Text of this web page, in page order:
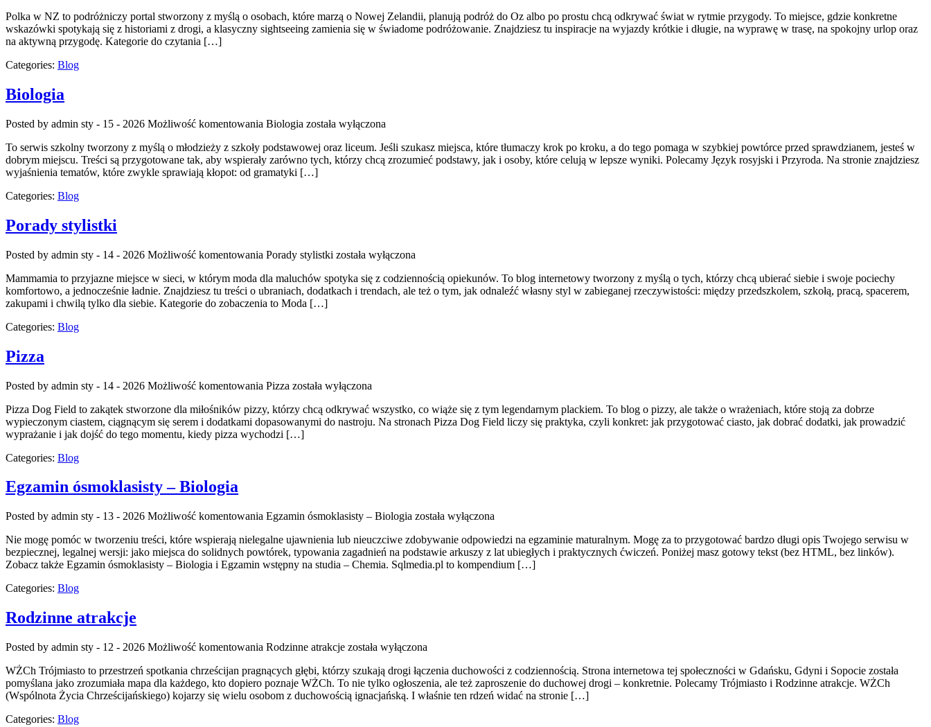
Polka w NZ to podróżniczy portal stworzony z myślą o osobach, które marzą o Nowej Zelandii, planują podróż do Oz albo po prostu chcą odkrywać świat w rytmie przygody. To miejsce, gdzie konkretne
wskazówki spotykają się z historiami z drogi, a klasyczny sightseeing zamienia się w świadome podróżowanie. Znajdziesz tu inspiracje na wyjazdy krótkie i długie, na wyprawę w trasę, na spokojny urlop oraz
na aktywną przygodę. Kategorie do czytania […]
Categories: Blog
Biologia
Posted by admin sty - 15 - 2026 Możliwość komentowania Biologia została wyłączona
To serwis szkolny tworzony z myślą o młodzieży z szkoły podstawowej oraz liceum. Jeśli szukasz miejsca, które tłumaczy krok po kroku, a do tego pomaga w szybkiej powtórce przed sprawdzianem, jesteś w
dobrym miejscu. Treści są przygotowane tak, aby wspierały zarówno tych, którzy chcą zrozumieć podstawy, jak i osoby, które celują w lepsze wyniki. Polecamy Język rosyjski i Przyroda. Na stronie znajdziesz
wyjaśnienia tematów, które zwykle sprawiają kłopot: od gramatyki […]
Categories: Blog
Porady stylistki
Posted by admin sty - 14 - 2026 Możliwość komentowania Porady stylistki została wyłączona
Mammamia to przyjazne miejsce w sieci, w którym moda dla maluchów spotyka się z codziennością opiekunów. To blog internetowy tworzony z myślą o tych, którzy chcą ubierać siebie i swoje pociechy
komfortowo, a jednocześnie ładnie. Znajdziesz tu treści o ubraniach, dodatkach i trendach, ale też o tym, jak odnaleźć własny styl w zabieganej rzeczywistości: między przedszkolem, szkołą, pracą, spacerem,
zakupami i chwilą tylko dla siebie. Kategorie do zobaczenia to Moda […]
Categories: Blog
Pizza
Posted by admin sty - 14 - 2026 Możliwość komentowania Pizza została wyłączona
Pizza Dog Field to zakątek stworzone dla miłośników pizzy, którzy chcą odkrywać wszystko, co wiąże się z tym legendarnym plackiem. To blog o pizzy, ale także o wrażeniach, które stoją za dobrze
wypieczonym ciastem, ciągnącym się serem i dodatkami dopasowanymi do nastroju. Na stronach Pizza Dog Field liczy się praktyka, czyli konkret: jak przygotować ciasto, jak dobrać dodatki, jak prowadzić
wyprażanie i jak dojść do tego momentu, kiedy pizza wychodzi […]
Categories: Blog
Egzamin ósmoklasisty – Biologia
Posted by admin sty - 13 - 2026 Możliwość komentowania Egzamin ósmoklasisty – Biologia została wyłączona
Nie mogę pomóc w tworzeniu treści, które wspierają nielegalne ujawnienia lub nieuczciwe zdobywanie odpowiedzi na egzaminie maturalnym. Mogę za to przygotować bardzo długi opis Twojego serwisu w
bezpiecznej, legalnej wersji: jako miejsca do solidnych powtórek, typowania zagadnień na podstawie arkuszy z lat ubiegłych i praktycznych ćwiczeń. Poniżej masz gotowy tekst (bez HTML, bez linków).
Zobacz także Egzamin ósmoklasisty – Biologia i Egzamin wstępny na studia – Chemia. Sqlmedia.pl to kompendium […]
Categories: Blog
Rodzinne atrakcje
Posted by admin sty - 12 - 2026 Możliwość komentowania Rodzinne atrakcje została wyłączona
WŻCh Trójmiasto to przestrzeń spotkania chrześcijan pragnących głębi, którzy szukają drogi łączenia duchowości z codziennością. Strona internetowa tej społeczności w Gdańsku, Gdyni i Sopocie została
pomyślana jako zrozumiała mapa dla każdego, kto dopiero poznaje WŻCh. To nie tylko ogłoszenia, ale też zaproszenie do duchowej drogi – konkretnie. Polecamy Trójmiasto i Rodzinne atrakcje. WŻCh
(Wspólnota Życia Chrześcijańskiego) kojarzy się wielu osobom z duchowością ignacjańską. I właśnie ten rdzeń widać na stronie […]
Categories: Blog